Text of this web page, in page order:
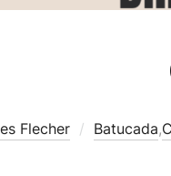
Flecher Batucada,